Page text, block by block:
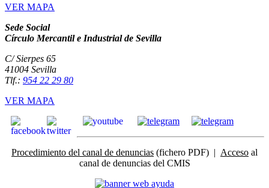
VER MAPA
Sede Social
Círculo Mercantil e Industrial de Sevilla
C/ Sierpes 65
41004 Sevilla
Tlf.: 954 22 29 80
VER MAPA
Procedimiento del canal de denuncias (fichero PDF) | Acceso al
canal de denuncias del CMIS